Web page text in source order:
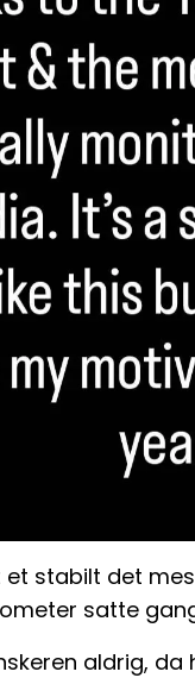
et stabilt det
satte
aldrig,